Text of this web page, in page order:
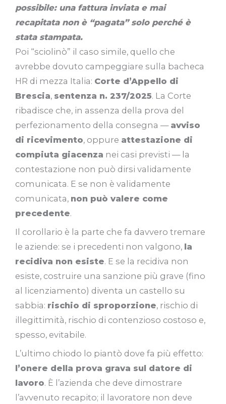
possibile: una fattura inviata e mai
recapitata non è “pagata” solo perché è
stata stampata.
Poi “sciolinò” il caso simile, quello che
avrebbe dovuto campeggiare sulla bacheca
HR di mezza Italia: Corte d’Appello di
Brescia, sentenza n. 237/2025. La Corte
ribadisce che, in assenza della prova del
perfezionamento della consegna — avviso
di ricevimento, oppure attestazione di
compiuta giacenza nei casi previsti — la
contestazione non può dirsi validamente
comunicata. E se non è validamente
comunicata, non può valere come
precedente.
Il corollario è la parte che fa davvero tremare
le aziende: se i precedenti non valgono, la
recidiva non esiste. E se la recidiva non
esiste, costruire una sanzione più grave (fino
al licenziamento) diventa un castello su
sabbia: rischio di sproporzione, rischio di
illegittimità, rischio di contenzioso costoso e,
spesso, evitabile.
L’ultimo chiodo lo piantò dove fa più effetto:
l’onere della prova grava sul datore di
lavoro. È l’azienda che deve dimostrare
l’avvenuto recapito; il lavoratore non deve